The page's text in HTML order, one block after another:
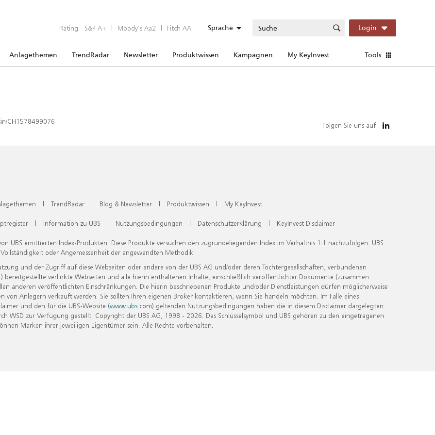
Rating: S&P A+ | Moody’s Aa2 | Fitch AA Sprache Login
Anlagethemen TrendRadar Newsletter Produktwissen Kampagnen My KeyInvest Tools
CH1578499076 Folgen Sie uns auf
| TrendRadar | Blog & Newsletter | Produktwissen | My KeyInvest
| Information zu UBS | Nutzungsbedingungen | Datenschutzerklärung | KeyInvest Disclaimer
UBS emittierten Index-Produkten. Diese Produkte versuchen den zugrundeliegenden Index im Verhältnis 1:1 nachzufolgen. UBS
oder Angemessenheit der angewandten Methodik.
und der Zugriff auf diese Webseiten oder andere von der UBS AG und/oder deren Tochtergesellschaften, verbundenen
verlinkte Webseiten und alle hierin enthaltenen Inhalte, einschließlich veröffentlichter Dokumente (zusammen
anderen veröffentlichten Einschränkungen. Die hierin beschriebenen Produkte und/oder Dienstleistungen dürfen möglicherweise
Anlegern verkauft werden. Sie sollten Ihren eigenen Broker kontaktieren, wenn Sie handeln möchten. Im Falle eines
und den für die UBS-Website (www.ubs.com) geltenden Nutzungsbedingungen haben die in diesem Disclaimer dargelegten
zur Verfügung gestellt. Copyright der UBS AG, 1998 - 2026. Das Schlüsselsymbol und UBS gehören zu den eingetragenen
Marken ihrer jeweiligen Eigentümer sein. Alle Rechte vorbehalten.